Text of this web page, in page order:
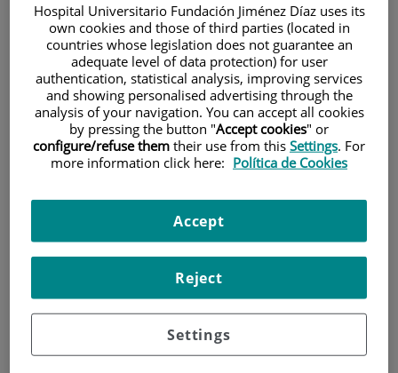
Research
Teléfono de atención al usuario
900 301 013
Hospital Universitario Fundación Jiménez Díaz uses its
own cookies and those of third parties (located in
countries whose legislation does not guarantee an
adequate level of data protection) for user
authentication, statistical analysis, improving services
and showing personalised advertising through the
analysis of your navigation. You can accept all cookies
by pressing the button "Accept cookies" or
configure/refuse them their use from this Settings. For
more information click here: Política de Cookies
Settings
Reject
Accept